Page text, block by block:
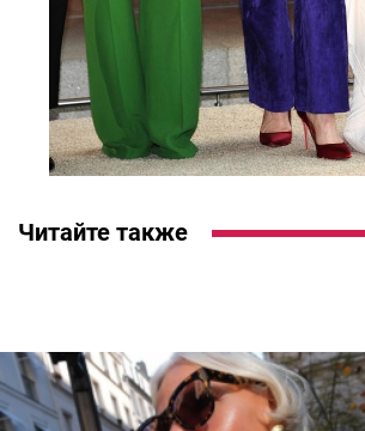
Читайте также